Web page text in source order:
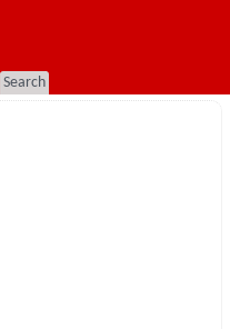
Search